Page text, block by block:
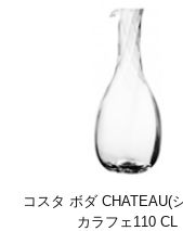
コスタ ボダ CHATEAU(
カラフェ110 CL